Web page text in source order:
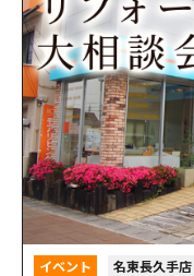
イベント 名東長久手店